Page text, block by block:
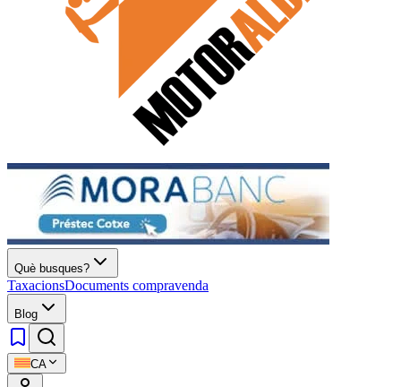
Què busques?
TaxacionsDocuments compravenda
Blog
CA